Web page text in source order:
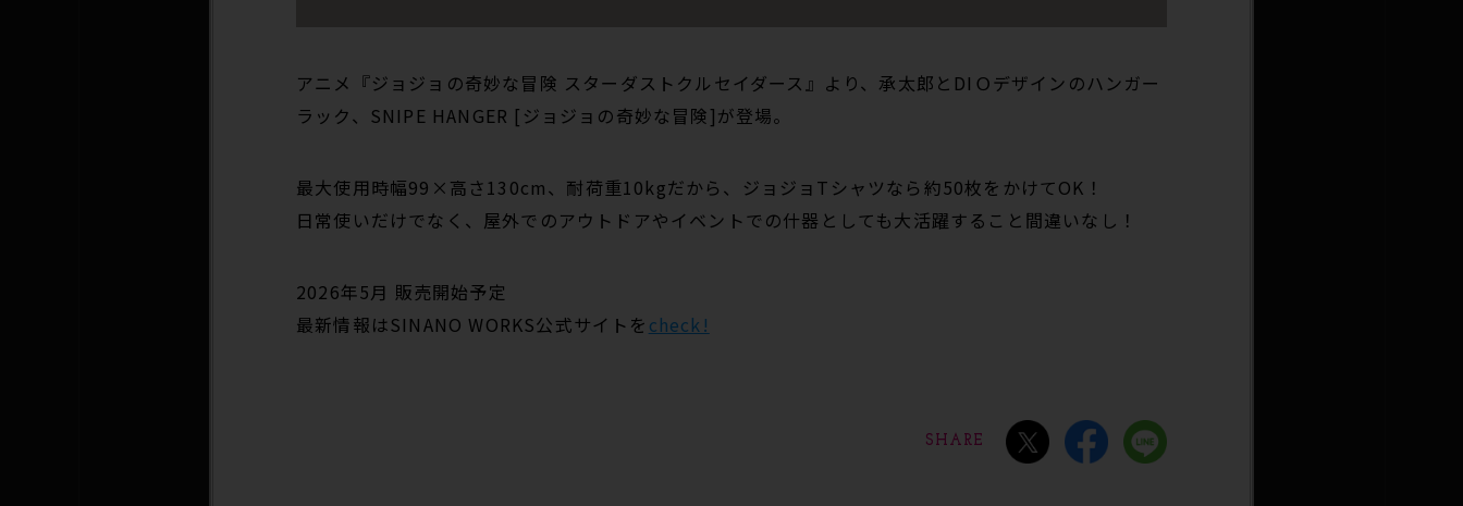
アニメ『ジョジョの奇妙な冒険 スターダストクルセイダース』より、承太郎とDIＯデザインのハンガー
ラック、SNIPE HANGER [ジョジョの奇妙な冒険]が登場。
最大使用時幅99×高さ130cm、耐荷重10kgだから、ジョジョTシャツなら約50枚をかけてOK！
日常使いだけでなく、屋外でのアウトドアやイベントでの什器としても大活躍すること間違いなし！
2026年5月 販売開始予定
最新情報はSINANO WORKS公式サイトを check!
SHARE